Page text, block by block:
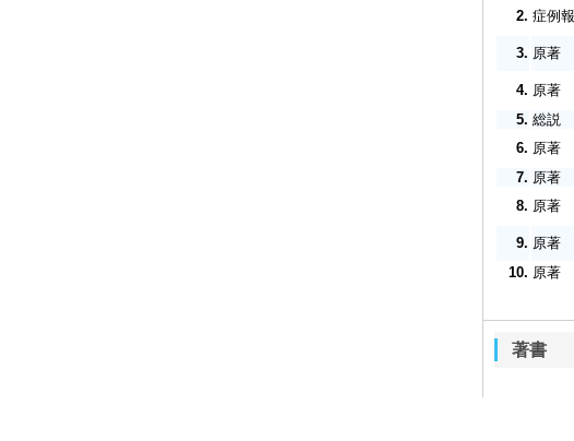
2. 症例
3. 原著
4. 原著
5. 総説
6. 原著
7. 原著
8. 原著
9. 原著
10. 原著
著書